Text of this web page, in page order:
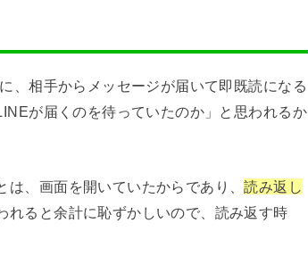
、相手からメッセージが届いて即既読になる
が届くのを待っていたのか」と思われるか
は、画面を開いていたからであり、読み返し
れると余計に恥ずかしいので、読み返す時